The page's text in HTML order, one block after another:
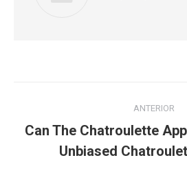
entre
publicaciones
ANTERIOR
Can The Chatroulette
Unbiased